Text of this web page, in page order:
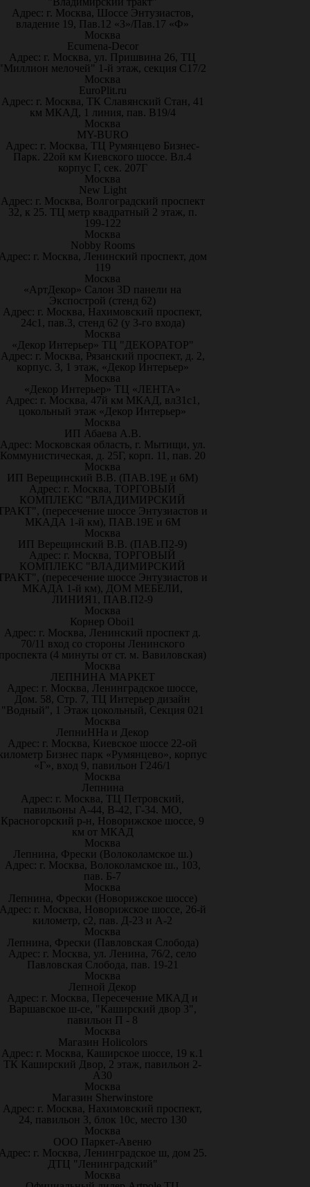
Адрес: г. Москва, Шоссе Энтузиастов,
владение 19, Пав.12 «З»/Пав.17 «Ф»
Москва
Ecumena-Decor
Адрес: г. Москва, ул. Пришвина 26, ТЦ
мелочей" 1-й этаж, секция С17/2
Москва
EuroPlit.ru
Адрес: г. Москва, ТК Славянский Стан, 41
км МКАД, 1 линия, пав. В19/4
Москва
MY-BURO
Адрес: г. Москва, ТЦ Румянцево Бизнес-
Парк. 22ой км Киевского шоссе. Вл.4
корпус Г, сек. 207Г
Москва
New Light
Адрес: г. Москва, Волгоградский проспект
32, к 25. ТЦ метр квадратный 2 этаж, п.
199-122
Москва
Nobby Rooms
г. Москва, Ленинский проспект, дом
119
Москва
«АртДекор» Салон 3D панели на
Экспострой (стенд 62)
Адрес: г. Москва, Нахимовский проспект,
24с1, пав.3, стенд 62 (у 3-го входа)
Москва
«Декор Интерьер» ТЦ "ДЕКОРАТОР"
Адрес: г. Москва, Рязанский проспект, д. 2,
корпус. 3, 1 этаж, «Декор Интерьер»
Москва
«Декор Интерьер» ТЦ «ЛЕНТА»
Адрес: г. Москва, 47й км МКАД, вл31с1,
цокольный этаж «Декор Интерьер»
Москва
ИП Абаева А.В.
Адрес: Московская область, г. Мытищи, ул.
Коммунистическая, д. 25Г, корп. 11, пав. 20
Москва
ИП Верещинский В.В. (ПАВ.19Е и 6М)
Адрес: г. Москва, ТОРГОВЫЙ
КОМПЛЕКС "ВЛАДИМИРСКИЙ
(пересечение шоссе Энтузиастов и
МКАДА 1-й км), ПАВ.19Е и 6М
Москва
ИП Верещинский В.В. (ПАВ.П2-9)
Адрес: г. Москва, ТОРГОВЫЙ
КОМПЛЕКС "ВЛАДИМИРСКИЙ
(пересечение шоссе Энтузиастов и
МКАДА 1-й км), ДОМ МЕБЕЛИ,
ЛИНИЯ1, ПАВ.П2-9
Москва
Корнер Oboi1
Адрес: г. Москва, Ленинский проспект д.
70/11 вход со стороны Ленинского
(4 минуты от ст. м. Вавиловская)
Москва
ЛЕПНИНА МАРКЕТ
Адрес: г. Москва, Ленинградское шоссе,
Дом. 58, Стр. 7, ТЦ Интерьер дизайн
"Водный", 1 Этаж цокольный, Секция 021
Москва
ЛепниННа и Декор
Адрес: г. Москва, Киевское шоссе 22-ой
Бизнес парк «Румянцево», корпус
«Г», вход 9, павильон Г246/1
Москва
Лепнина
Адрес: г. Москва, ТЦ Петровский,
павильоны А-44, В-42, Г-34. МО,
Красногорский р-н, Новорижское шоссе, 9
км от МКАД
Москва
Лепнина, Фрески (Волоколамское ш.)
Адрес: г. Москва, Волоколамское ш., 103,
пав. Б-7
Москва
Лепнина, Фрески (Новорижское шоссе)
г. Москва, Новорижское шоссе, 26-й
километр, с2, пав. Д-23 и А-2
Москва
Лепнина, Фрески (Павловская Слобода)
Адрес: г. Москва, ул. Ленина, 76/2, село
Павловская Слобода, пав. 19-21
Москва
Лепной Декор
Адрес: г. Москва, Пересечение МКАД и
Варшавское ш-се, "Каширский двор 3",
павильон П - 8
Москва
Магазин Holicolors
Адрес: г. Москва, Каширское шоссе, 19 к.1
ТК Каширский Двор, 2 этаж, павильон 2-
А30
Москва
Магазин Sherwinstore
Адрес: г. Москва, Нахимовский проспект,
24, павильон 3, блок 10с, место 130
Москва
ООО Паркет-Авeню
г. Москва, Ленинградское ш, дом 25.
ДТЦ "Ленинградский"
Москва